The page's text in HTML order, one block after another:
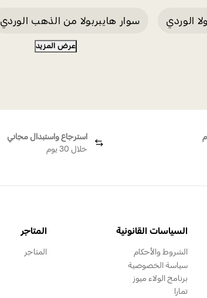
الوردي سوار هايبربولا من الذهب الوردي
عرض المزيد
استرجاع واستبدال مجاني
خلال 30 يوم
السياسات القانونية
الشروط والأحكام
سياسة الخصوصية
برنامج الولاء ميوز
تمارا
المتاجر
المتاجر